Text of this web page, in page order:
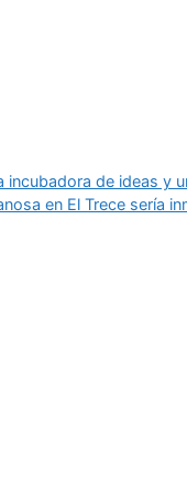
incubadora de ideas y
en El Trece sería